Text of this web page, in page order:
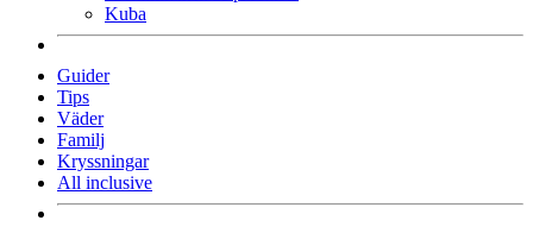
Kuba
Guider
Tips
Väder
Familj
Kryssningar
All inclusive